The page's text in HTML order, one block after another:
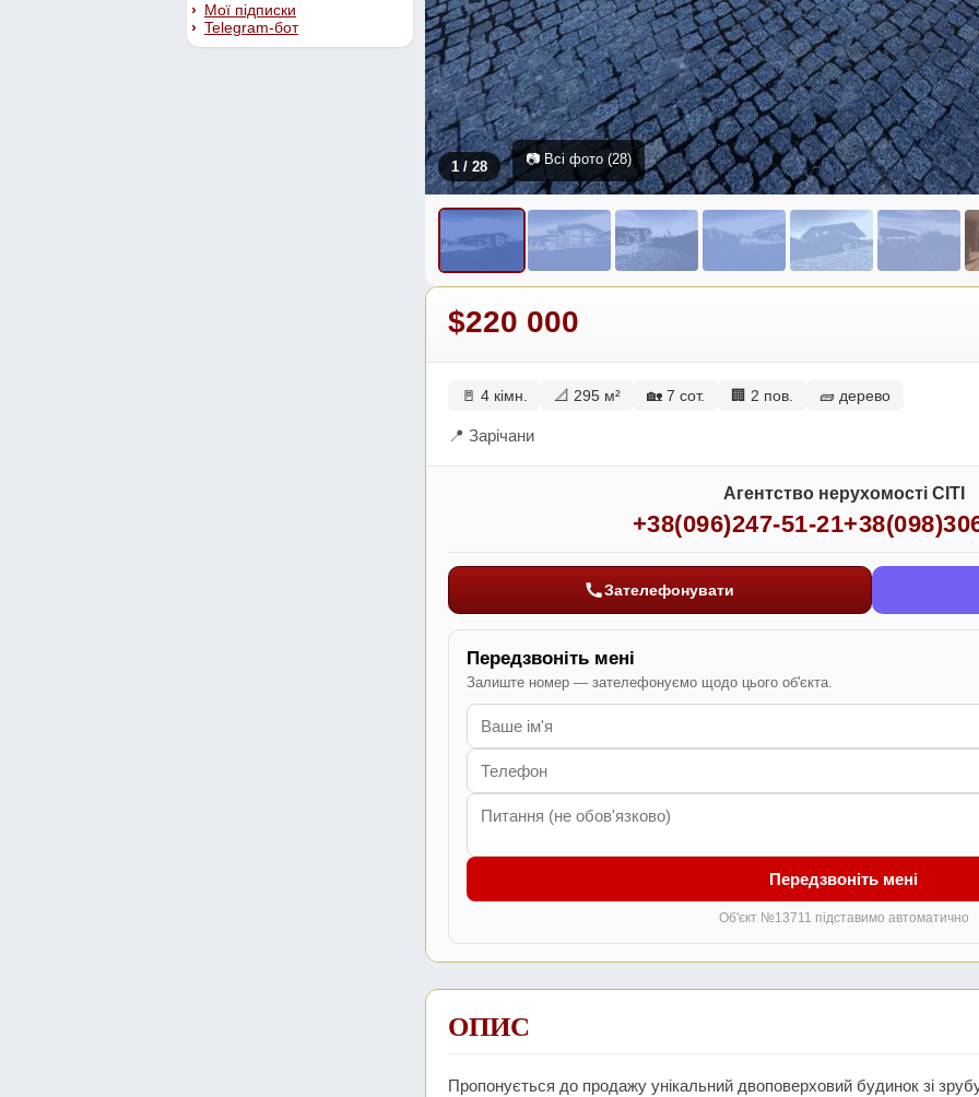
Мої підписки
Telegram-бот
1 / 28 📷 Всі фото (28)
$220 000
🚪 4 кімн. 📐 295 м² 🏡 7 сот. 🏢 2 пов. 🧱 дерево
📍 Зарічани
Агентство нерухомості СІТІ
+38(096)247-51-21
Зателефонувати
Передзвоніть мені
Залиште номер — зателефонуємо щодо цього об'єкта.
Передзвоніть мені
Об'єкт №13711 підставимо автоматично
ОПИС
Пропонується до продажу унікальний двоповерховий будинок зі